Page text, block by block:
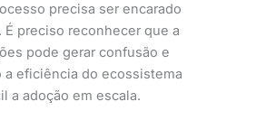
precisa ser encarado
preciso reconhecer que a
pode gerar confusão e
eficiência do ecossistema
a adoção em escala.